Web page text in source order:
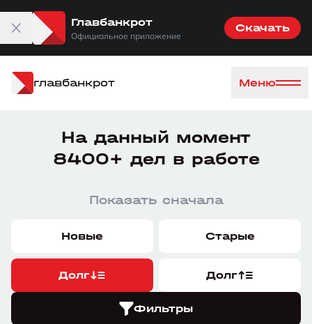
Главбанкрот
Официальное приложение
Скачать
главбанкрот Меню
На данный момент
8400+ дел в работе
Показать сначала
Новые Старые
Долг Долг
Фильтры